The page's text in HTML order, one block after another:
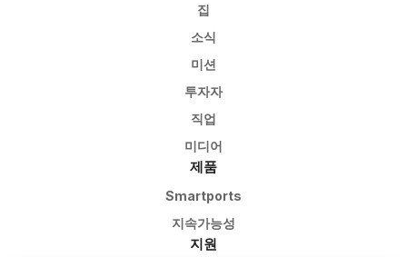
집
소식
미션
투자자
직업
미디어
제품
Smartports
지속가능성
지원